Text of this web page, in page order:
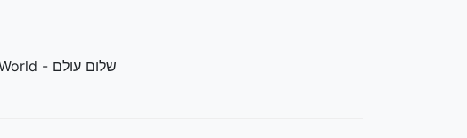
שלום עולם - Hello World